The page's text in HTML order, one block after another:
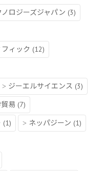
ロジーズジャパン (3)
ィック (12)
ジーエルサイエンス (3)
易 (7)
(1) ネッパジーン (1)